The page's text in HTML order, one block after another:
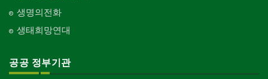
생명의전화
생태희망연대
공공 정부기관